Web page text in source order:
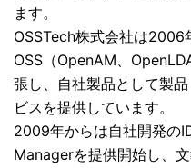
ます。
OSSTech株式会社は2006
OSS（OpenAM、
張し、自社製品として製
ビスを提供しています。
2009年からは自社開発の
Managerを提供開始し、